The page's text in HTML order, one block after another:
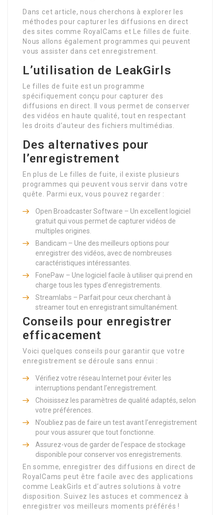
Dans cet article, nous cherchons à explorer les
méthodes pour capturer les diffusions en direct
des sites comme RoyalCams et Le filles de fuite.
Nous allons également programmes qui peuvent
vous assister dans cet enregistrement.
L’utilisation de LeakGirls
Le filles de fuite est un programme
spécifiquement conçu pour capturer des
diffusions en direct. Il vous permet de conserver
des vidéos en haute qualité, tout en respectant
les droits d’auteur des fichiers multimédias.
Des alternatives pour
l’enregistrement
En plus de Le filles de fuite, il existe plusieurs
programmes qui peuvent vous servir dans votre
quête. Parmi eux, vous pouvez regarder :
Open Broadcaster Software – Un excellent logiciel
gratuit qui vous permet de capturer vidéos de
multiples origines.
Bandicam – Une des meilleurs options pour
enregistrer des vidéos, avec de nombreuses
caractéristiques intéressantes.
FonePaw – Une logiciel facile à utiliser qui prend en
charge tous les types d’enregistrements.
Streamlabs – Parfait pour ceux cherchant à
streamer tout en enregistrant simultanément.
Conseils pour enregistrer
efficacement
Voici quelques conseils pour garantir que votre
enregistrement se déroule sans ennui :
Vérifiez votre réseau Internet pour éviter les
interruptions pendant l’enregistrement.
Choisissez les paramètres de qualité adaptés, selon
votre préférences.
N’oubliez pas de faire un test avant l’enregistrement
pour vous assurer que tout fonctionne.
Assurez-vous de garder de l’espace de stockage
disponible pour conserver vos enregistrements.
En somme, enregistrer des diffusions en direct de
RoyalCams peut être facile avec des applications
comme LeakGirls et d’autres solutions à votre
disposition. Suivez les astuces et commencez à
enregistrer vos meilleurs moments préférés !